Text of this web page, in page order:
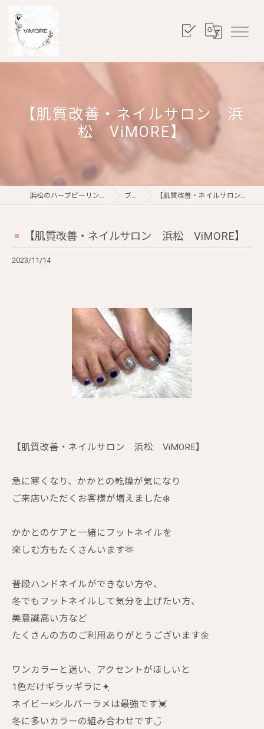
【肌質改善・ネイルサロン 浜
松 ViMORE】
浜松のハーブピーリングならViMORE ブログ 【肌質改善・ネイルサロン 浜松 ViMORE】
【肌質改善・ネイルサロン 浜松 ViMORE】
2023/11/14
【肌質改善・ネイルサロン 浜松 ViMORE】
急に寒くなり、かかとの乾燥が気になり
ご来店いただくお客様が増えました❄️
かかとのケアと一緒にフットネイルを
楽しむ方もたくさんいます🫶
普段ハンドネイルができない方や、
冬でもフットネイルして気分を上げたい方、
美意識高い方など
たくさんの方のご利用ありがとうございます🌼
ワンカラーと迷い、アクセントがほしいと
1色だけギラッギラに✦ฺ
ネイビー×シルバーラメは最強です💓
冬に多いカラーの組み合わせです◡̈